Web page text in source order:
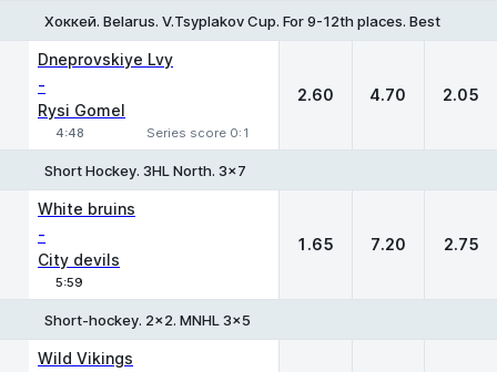
Хоккей. Belarus. V.Tsyplakov Cup. For 9-12th places. Best of 3
Dneprovskiye Lvy
-
Rysi Gomel
4:48 Series score 0:1
2.60 4.70 2.05
Short Hockey. 3HL North. 3x7
White bruins
-
City devils
5:59
1.65 7.20 2.75
Short-hockey. 2x2. MNHL 3x5
Wild Vikings